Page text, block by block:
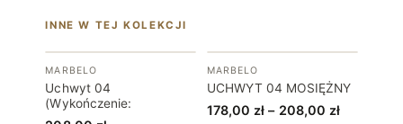
INNE W TEJ KOLEKCJI
MARBELO
Uchwyt 04
(Wykończenie:
MARBELO
UCHWYT 04 MOSIĘŻNY
178,00 zł – 208,00 złZakres